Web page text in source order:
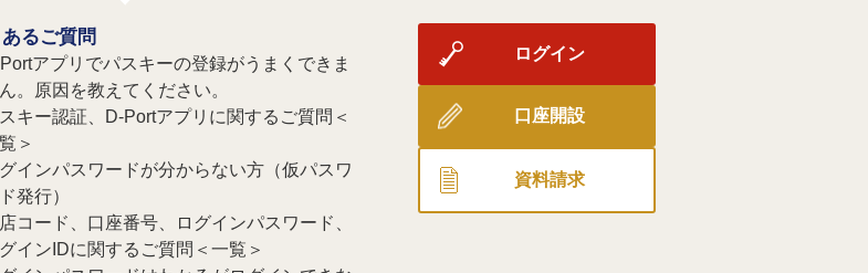
るご質問
アプリでパスキーの登録がうまくできま
。原因を教えてください。
キー認証、D-Portアプリに関するご質問＜
＞
インパスワードが分からない方（仮パスワ
発行）
コード、口座番号、ログインパスワード、
インIDに関するご質問＜一覧＞
ログイン
口座開設
資料請求